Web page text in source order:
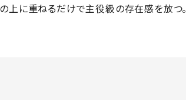
上に重ねるだけで主役級の存在感を放つ。